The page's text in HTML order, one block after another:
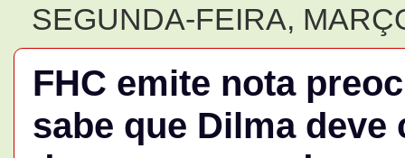
SEGUNDA-FEIRA,
FHC emite nota
sabe que Dilma